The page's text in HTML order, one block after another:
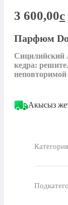
3 600,00c
Парфюм
Сицилийский
кедра:
Акысыз